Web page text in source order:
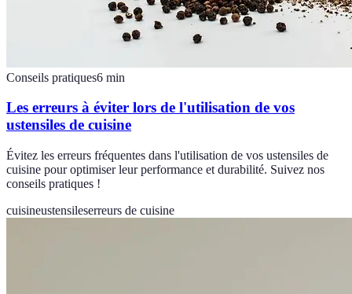
Conseils pratiques6 min
Les erreurs à éviter lors de l'utilisation de vos
ustensiles de cuisine
Évitez les erreurs fréquentes dans l'utilisation de vos ustensiles de
cuisine pour optimiser leur performance et durabilité. Suivez nos
conseils pratiques !
cuisineustensileserreurs de cuisine